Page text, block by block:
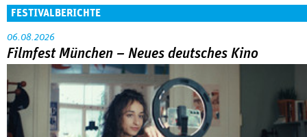
FESTIVALBERICHTE
06.08.2026
Filmfest München – Neues deutsches Kino